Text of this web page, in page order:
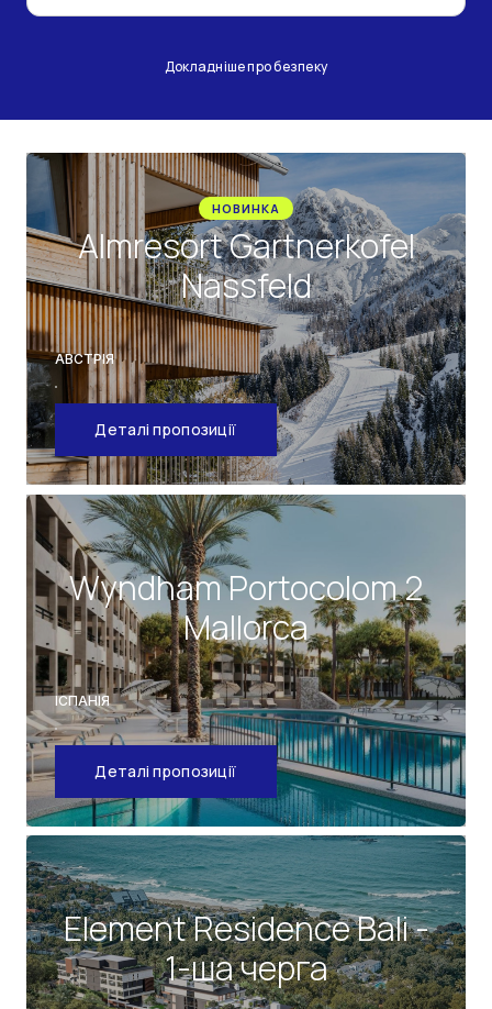
Докладніше про безпеку
НОВИНКА
Almresort Gartnerkofel
Nassfeld
АВСТРІЯ
Деталі пропозиції
Wyndham Portocolom 2
Mallorca
ІСПАНІЯ
Деталі пропозиції
Element Residence Bali -
1-ша черга